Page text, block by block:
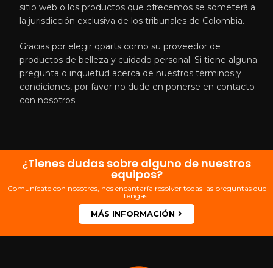
sitio web o los productos que ofrecemos se someterá a
la jurisdicción exclusiva de los tribunales de Colombia.
Gracias por elegir qparts como su proveedor de
productos de belleza y cuidado personal. Si tiene alguna
pregunta o inquietud acerca de nuestros términos y
condiciones, por favor no dude en ponerse en contacto
con nosotros.
¿Tienes dudas sobre alguno de nuestros
equipos?
Comunícate con nosotros, nos encantaría resolver todas las preguntas que
tengas.
MÁS INFORMACIÓN